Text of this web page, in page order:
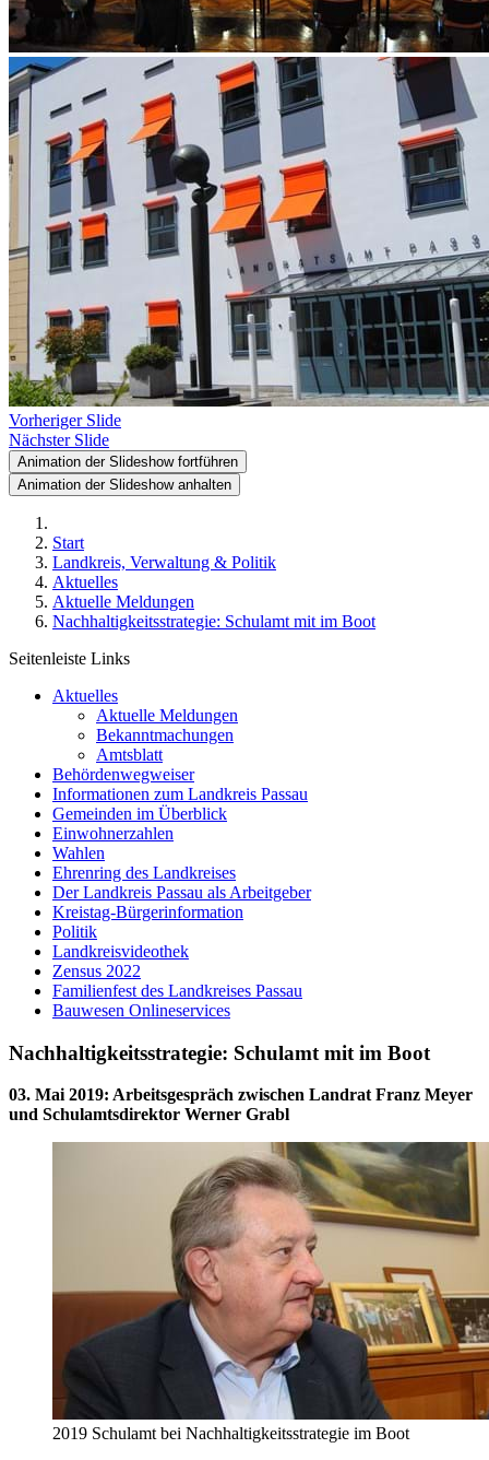
Vorheriger Slide
Nächster Slide
Animation der Slideshow fortführen
Animation der Slideshow anhalten
Start
Landkreis, Verwaltung & Politik
Aktuelles
Aktuelle Meldungen
Nachhaltigkeitsstrategie: Schulamt mit im Boot
Seitenleiste Links
Aktuelles
Aktuelle Meldungen
Bekanntmachungen
Amtsblatt
Behördenwegweiser
Informationen zum Landkreis Passau
Gemeinden im Überblick
Einwohnerzahlen
Wahlen
Ehrenring des Landkreises
Der Landkreis Passau als Arbeitgeber
Kreistag-Bürgerinformation
Politik
Landkreisvideothek
Zensus 2022
Familienfest des Landkreises Passau
Bauwesen Onlineservices
Nachhaltigkeitsstrategie: Schulamt mit im Boot
03. Mai 2019: Arbeitsgespräch zwischen Landrat Franz Meyer
und Schulamtsdirektor Werner Grabl
2019 Schulamt bei Nachhaltigkeitsstrategie im Boot